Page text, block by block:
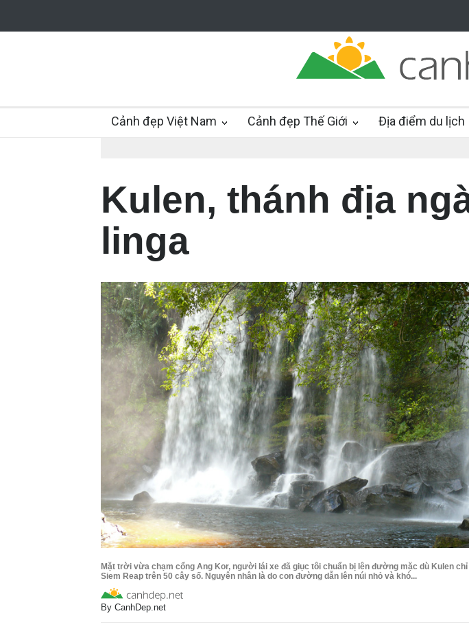
Cảnh đẹp Việt Nam Cảnh đẹp Thế Giới Địa điểm du lịch
Kulen, thánh địa
linga
Mặt trời vừa chạm cổng Ang Kor, người lái xe đã giục tôi chuẩn bị lên đường mặc dù Kulen
Siem Reap trên 50 cây số. Nguyên nhân là do con đường dẫn lên núi nhỏ và khó...
By CanhDep.net